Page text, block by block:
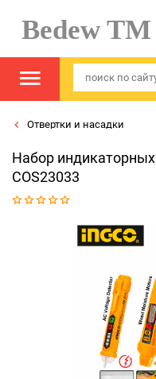
Bedew TM
Отвертки и насадки
Набор
COS23033